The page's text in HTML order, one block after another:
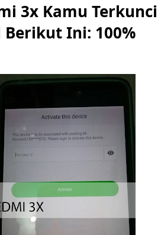
3x Kamu Terkunci
Berikut Ini: 100%